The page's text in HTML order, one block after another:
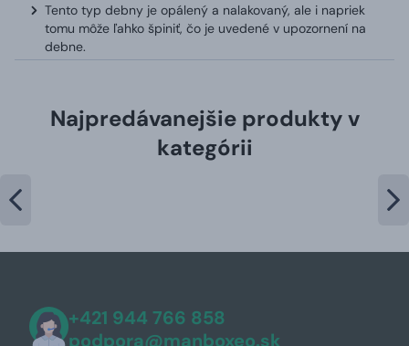
Tento typ debny je opálený a nalakovaný, ale i napriek
tomu môže ľahko špiniť, čo je uvedené v upozornení na
debne.
Najpredávanejšie produkty v
kategórii
+421 944 766 858
podpora@manboxeo.sk